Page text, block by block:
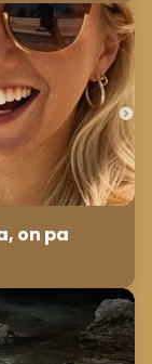
on pa